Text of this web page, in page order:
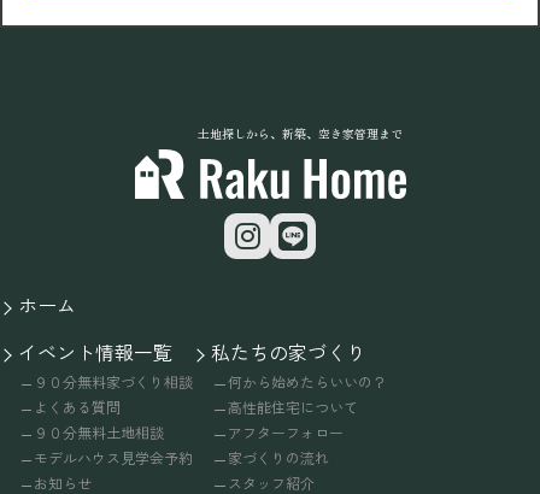
土地探しから、新築、空き家管理まで
ホーム
イベント情報一覧
９０分無料家づくり相談
よくある質問
９０分無料土地相談
モデルハウス見学会予約
お知らせ
私たちの家づくり
何から始めたらいいの？
高性能住宅について
アフターフォロー
家づくりの流れ
スタッフ紹介